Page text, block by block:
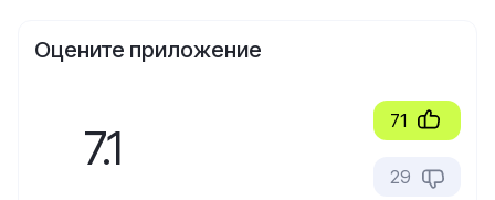
Оцените приложение
7.1 71
29